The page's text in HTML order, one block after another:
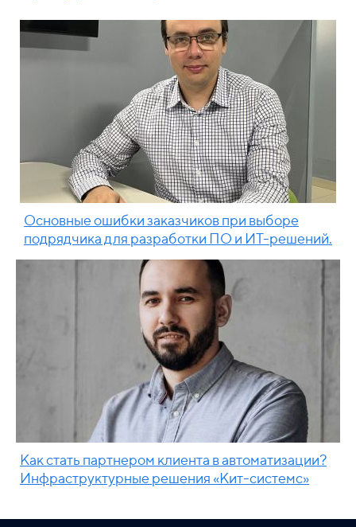
Основные ошибки заказчиков при выборе
подрядчика для разработки ПО и ИТ-решений.
Как стать партнером клиента в автоматизации?
Инфраструктурные решения «Кит-системс»